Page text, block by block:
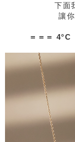
下面
讓
＝＝＝